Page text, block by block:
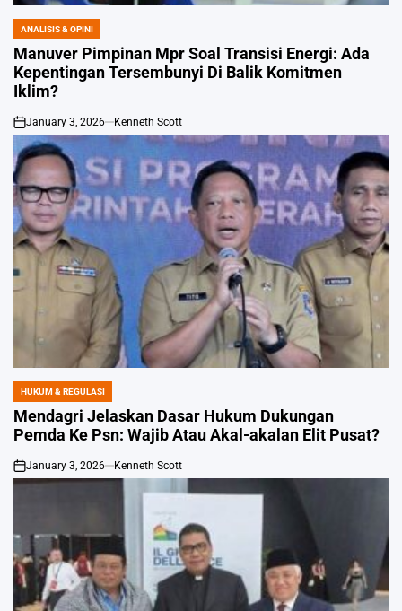
POSTED
IN
ANALISIS & OPINI
Manuver Pimpinan Mpr Soal Transisi Energi: Ada
Kepentingan Tersembunyi Di Balik Komitmen
Iklim?
on
January 3, 2026 Kenneth Scott
POSTED
IN
HUKUM & REGULASI
Mendagri Jelaskan Dasar Hukum Dukungan
Pemda Ke Psn: Wajib Atau Akal-akalan Elit Pusat?
on
January 3, 2026 Kenneth Scott